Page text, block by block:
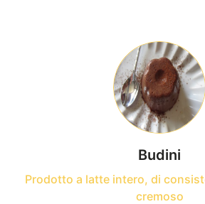
Budini
Prodotto a latte intero, di
cremoso